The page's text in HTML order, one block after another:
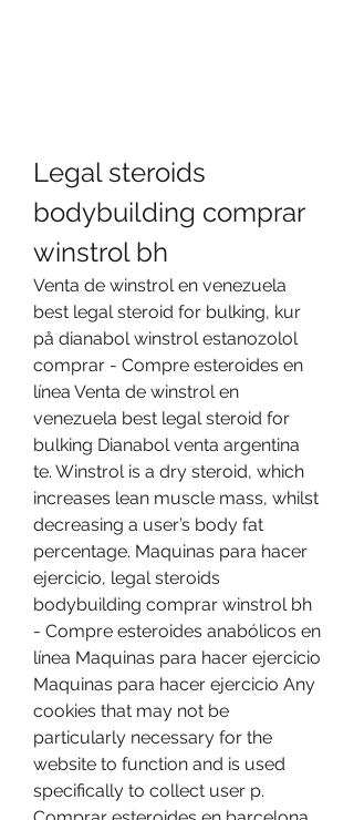
Legal steroids
bodybuilding comprar
winstrol bh
Venta de winstrol en venezuela
best legal steroid for bulking, kur
på dianabol winstrol estanozolol
comprar - Compre esteroides en
línea Venta de winstrol en
venezuela best legal steroid for
bulking Dianabol venta argentina
te. Winstrol is a dry steroid, which
increases lean muscle mass, whilst
decreasing a user’s body fat
percentage. Maquinas para hacer
ejercicio, legal steroids
bodybuilding comprar winstrol bh
- Compre esteroides anabólicos en
línea Maquinas para hacer ejercicio
Maquinas para hacer ejercicio Any
cookies that may not be
particularly necessary for the
website to function and is used
specifically to collect user p.